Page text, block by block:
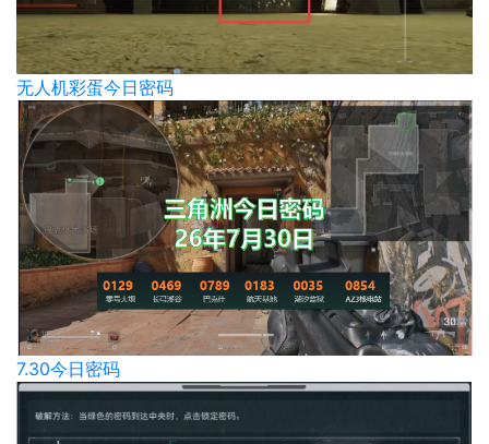
无人机彩蛋今日密码
7.30今日密码